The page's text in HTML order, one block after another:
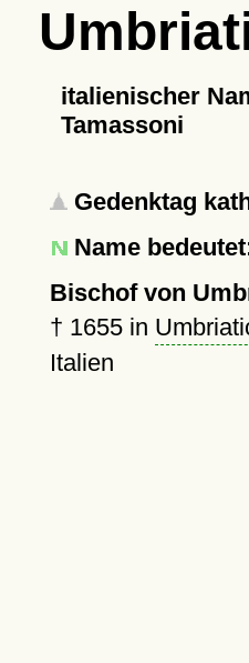
italienischer
Tamassoni
Gedenktag
Name
Bischof von
† 1655in
Italien